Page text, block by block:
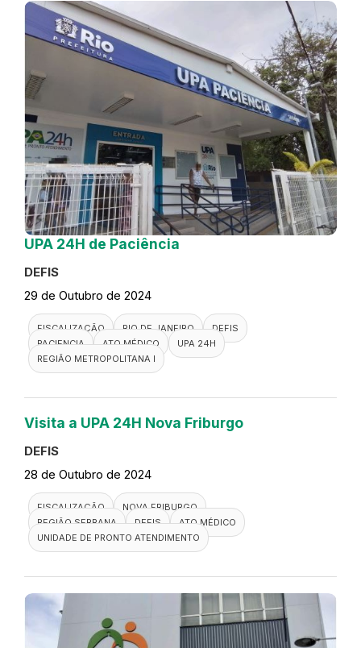
UPA 24H de Paciência
DEFIS
29 de Outubro de 2024
FISCALIZAÇÃO RIO DE JANEIRO
DEFIS
PACIENCIA
ATO MÉDICO
UPA 24H
REGIÃO METROPOLITANA I
Visita a UPA 24H Nova Friburgo
DEFIS
28 de Outubro de 2024
FISCALIZAÇÃO
NOVA FRIBURGO
REGIÃO SERRANA
DEFIS
ATO MÉDICO
UNIDADE DE PRONTO ATENDIMENTO